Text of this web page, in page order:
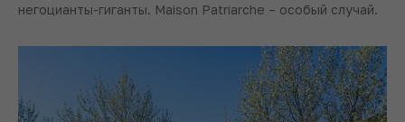
негоцианты-гиганты. Maison Patriarche – особый случай.